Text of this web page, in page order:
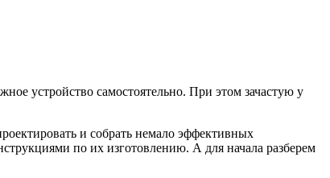
устройство самостоятельно. При этом зачастую у
и собрать немало эффективных
по их изготовлению. А для начала разберем